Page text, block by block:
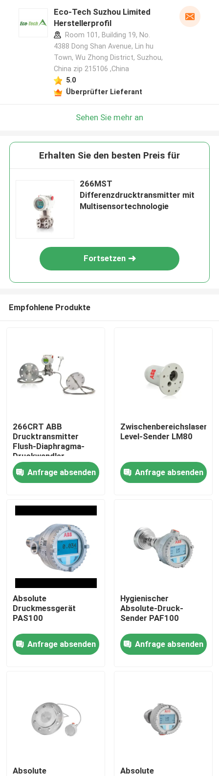
Videos
Fabrik Tour
Qualitätskontrolle
Referenzen
PSA-Gasgenerator
Psa-Sauerstoff-Generator
Eco-Tech Suzhou Limited
Herstellerprofil
Room 101, Building 19, No.
4388 Dong Shan Avenue, Lin hu
Town, Wu Zhong District, Suzhou,
China zip 215106 ,China
5.0
Überprüfter Lieferant
Sehen Sie mehr an
Erhalten Sie den besten Preis für
266MST
Differenzdrucktransmitter mit
Multisensortechnologie
Fortsetzen
Empfohlene Produkte
266CRT ABB
Drucktransmitter
Flush-Diaphragma-
Druckwandler
Anfrage absenden
Zwischenbereichslaser-
Level-Sender LM80
Anfrage absenden
Absolute
Druckmessgerät
PAS100
Anfrage absenden
Hygienischer
Absolute-Druck-
Sender PAF100
Anfrage absenden
Absolute
Absolute